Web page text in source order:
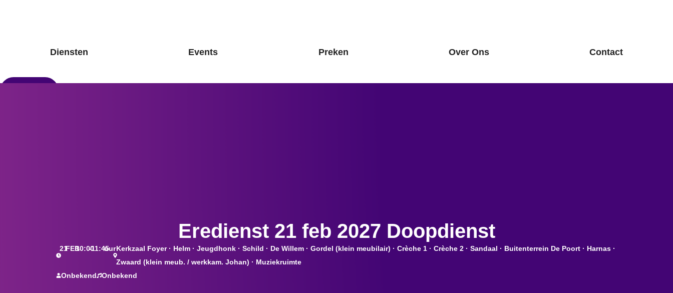
Diensten Events Preken Over Ons Contact
Eredienst 21 feb 2027 Doopdienst
21FEB10:00
-11:45uurKerkzaal Foyer · Helm · Jeugdhonk · Schild · De Willem · Gordel (klein meubilair) · Crèche 1 · Crèche 2 · Sandaal · Buitenterrein De Poort · Harnas ·
Zwaard (klein meub. / werkkam. Johan) · Muziekruimte
Onbekend
Onbekend